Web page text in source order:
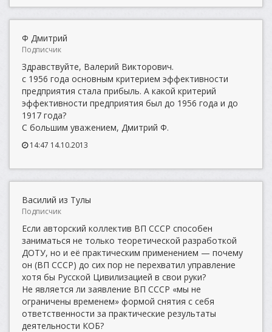
Ф Дмитрий
Подписчик
Здравствуйте, Валерий Викторович.
с 1956 года основным критерием эффективности
предприятия стала прибыль. А какой критерий
эффективности предприятия был до 1956 года и до
1917 года?
С большим уважением, Дмитрий Ф.
14:47 14.10.2013
Василий из Тулы
Подписчик
Если авторский коллектив ВП СССР способен
заниматься не только теоретической разработкой
ДОТУ, но и её практическим применением — почему
он (ВП СССР) до сих пор не перехватил управление
хотя бы Русской Цивилизацией в свои руки?
Не является ли заявление ВП СССР «мы не
ограничены временем» формой снятия с себя
ответственности за практические результаты
деятельности КОБ?